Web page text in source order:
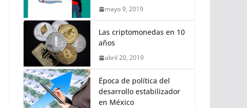
mayo 9, 2019
Las criptomonedas en 10
años
abril 20, 2019
Época de política del
desarrollo estabilizador
en México